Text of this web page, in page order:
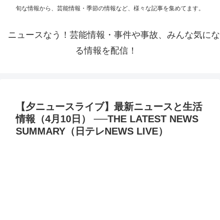
旬な情報から、芸能情報・季節の情報など、様々な記事を集めてます。
ニュースなう！芸能情報・事件や事故、みんな気にな
る情報を配信！
【夕ニュースライブ】最新ニュースと生活
情報（4月10日） ──THE LATEST NEWS
SUMMARY（日テレNEWS LIVE）